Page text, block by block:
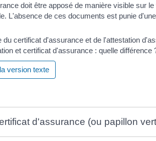
doit être apposé de manière visible sur
L'absence de ces documents est punie
et certificat d'assurance : quelle différence
version texte
d'assurance (ou papillon